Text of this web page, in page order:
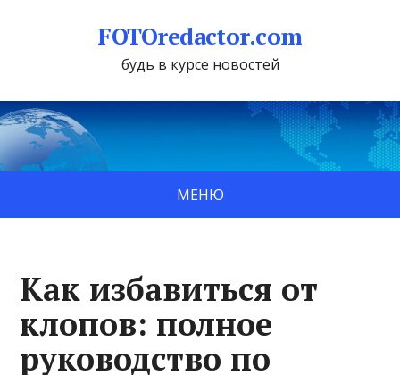
FOTOredactor.com
будь в курсе новостей
МЕНЮ
Как избавиться от
клопов: полное
руководство по